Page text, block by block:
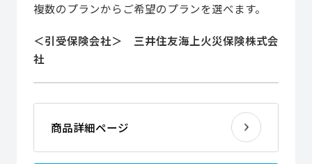
複数のプランからご希望のプランを選べます。
＜引受保険会社＞ 三井住友海上火災保険株式会
社
商品詳細ページ